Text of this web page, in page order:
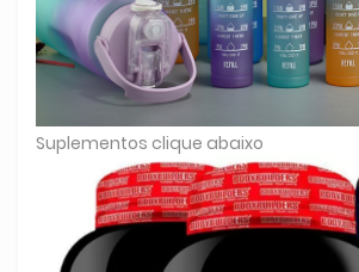
Suplementos clique abaixo